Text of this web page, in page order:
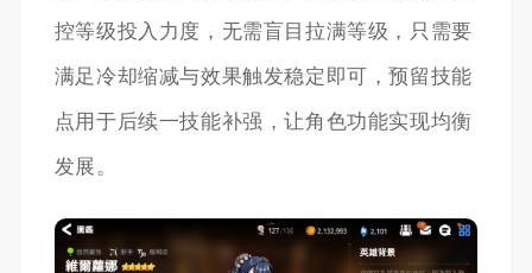
控等级投入力度，无需盲目拉满等级，只需要
满足冷却缩减与效果触发稳定即可，预留技能
点用于后续一技能补强，让角色功能实现均衡
发展。